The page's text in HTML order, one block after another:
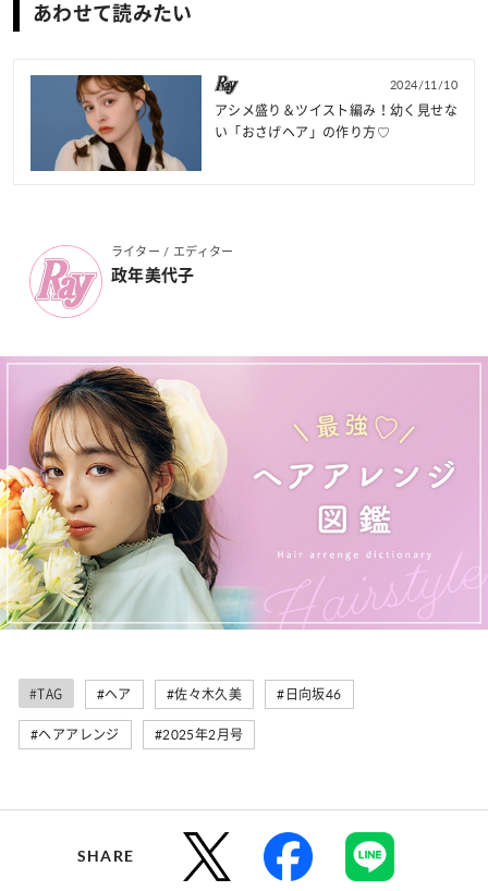
あわせて読みたい
2024/11/10
アシメ盛り＆ツイスト編み！幼く見せな
い「おさげヘア」の作り方♡
ライター / エディター
政年美代子
#TAG #ヘア #佐々木久美 #日向坂46
#ヘアアレンジ #2025年2月号
SHARE